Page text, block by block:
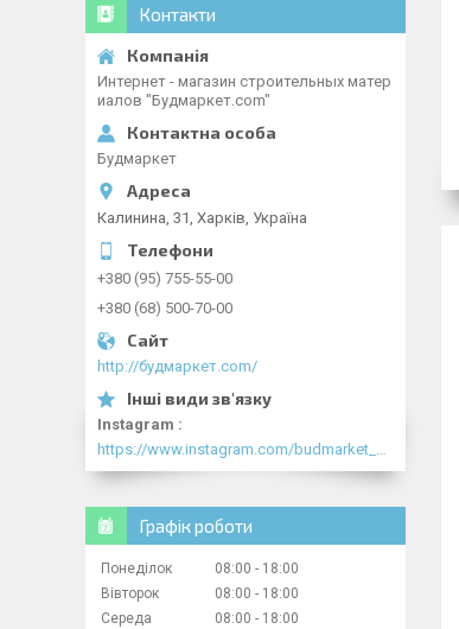
Контакти
Интернет - магазин строительных матер
иалов "Будмаркет.com"
Будмаркет
Калинина, 31, Харків, Україна
+380 (95) 755-55-00
+380 (68) 500-70-00
http://будмаркет.com/
Instagram
Графік роботи
Понеділок 08:00
18:00
Вівторок
08:00
18:00
Середа
08:00
18:00